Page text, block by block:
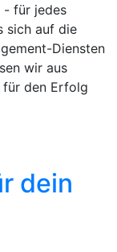
- für jedes
sich auf die
Diensten
wir aus
den Erfolg
dein